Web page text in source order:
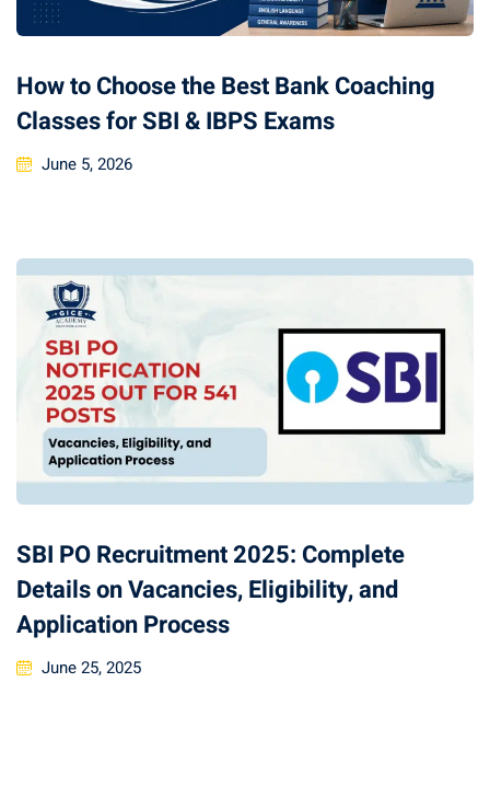
How to Choose the Best Bank Coaching
Classes for SBI & IBPS Exams
June 5, 2026
SBI PO Recruitment 2025: Complete
Details on Vacancies, Eligibility, and
Application Process
June 25, 2025